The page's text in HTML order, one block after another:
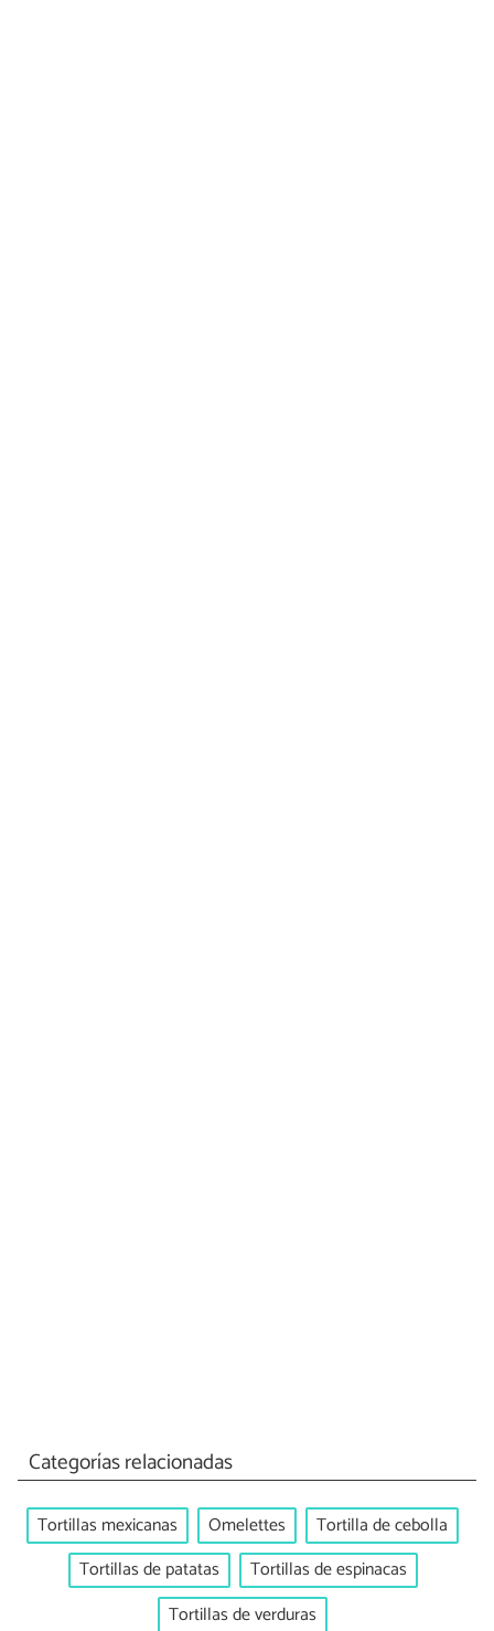
Categorías relacionadas
Tortillas mexicanas Omelettes
Tortilla de cebolla
Tortillas de patatas
Tortillas de espinacas
Tortillas de verduras